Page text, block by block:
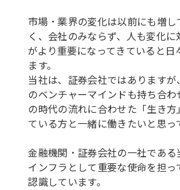
市場・業界の変化は以前にも増し
く、会社のみならず、人も変化に
がより重要になってきていると日
ます。
当社は、証券会社ではありますが
のベンチャーマインドも持ち合わ
の時代の流れに合わせた「生き方
ている方と一緒に働きたいと思っ
金融機関・証券会社の一社である
インフラとして重要な使命を担っ
認識しています。